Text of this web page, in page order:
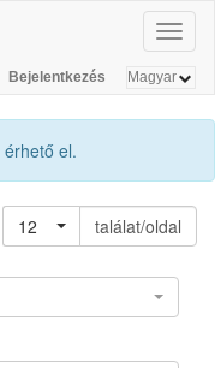
Bejelentkezés
érhető el.
12
találat/oldal